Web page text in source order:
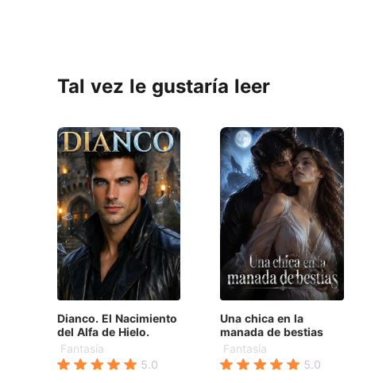
Tal vez le gustaría leer
Dianco. El Nacimiento
del Alfa de Hielo.
Fantasía
5.0
Una chica en la
manada de bestias
Fantasía
5.0